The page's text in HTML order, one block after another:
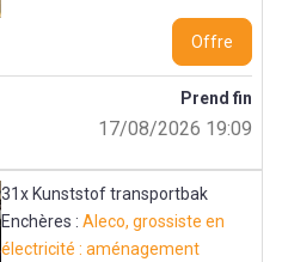
Offre
Prend fin
17/08/2026 19:09
31x Kunststof transportbak
Enchères :Aleco, grossiste en
électricité : aménagement